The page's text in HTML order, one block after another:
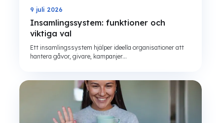
9 juli 2026
Insamlingssystem: funktioner och
viktiga val
Ett insamlingssystem hjälper ideella organisationer att
hantera gåvor, givare, kampanjer...